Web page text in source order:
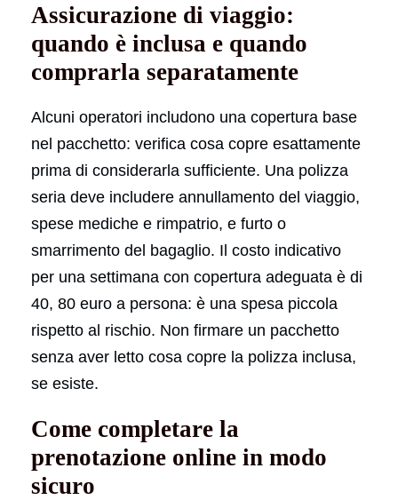
Assicurazione di viaggio:
quando è inclusa e quando
comprarla separatamente
Alcuni operatori includono una copertura base
nel pacchetto: verifica cosa copre esattamente
prima di considerarla sufficiente. Una polizza
seria deve includere annullamento del viaggio,
spese mediche e rimpatrio, e furto o
smarrimento del bagaglio. Il costo indicativo
per una settimana con copertura adeguata è di
40, 80 euro a persona: è una spesa piccola
rispetto al rischio. Non firmare un pacchetto
senza aver letto cosa copre la polizza inclusa,
se esiste.
Come completare la
prenotazione online in modo
sicuro